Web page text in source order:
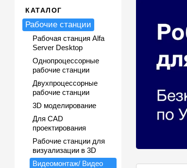
КАТАЛОГ
Рабочие станции
Рабочая станция Alfa
Server Desktop
Однопроцессорные
рабочие станции
Двухпроцессорные
рабочие станции
3D моделирование
Для CAD
проектирования
Рабочие станции для
визуализации в 3D
Видеомонтаж/ Видео